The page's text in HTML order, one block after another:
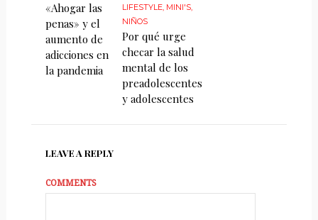
«Ahogar las
penas» y el
aumento de
adicciones en
la pandemia
LIFESTYLE, MINI'S,
NIÑOS
Por qué urge
checar la salud
mental de los
preadolescentes
y adolescentes
LEAVE A REPLY
COMMENTS